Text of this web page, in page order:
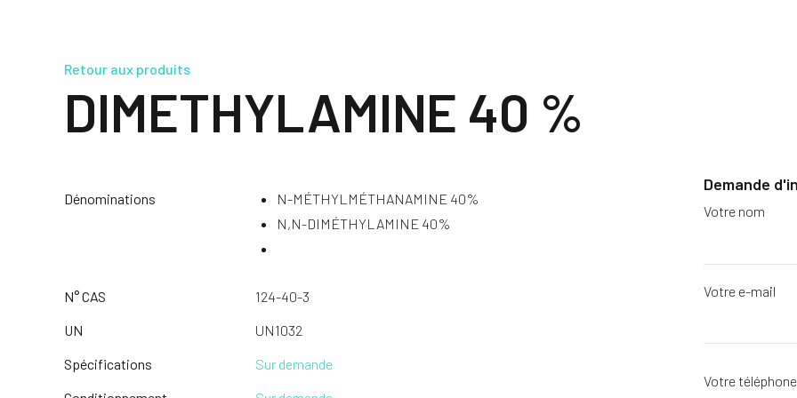
Retour aux produits
DIMETHYLAMINE 40 %
Dénominations
N-MÉTHYLMÉTHANAMINE 40%
N,N-DIMÉTHYLAMINE 40%
N° CAS
124-40-3
UN
UN1032
Spécifications
Sur demande
Demande
Votre nom
Votre e-mail
Votre téléphone